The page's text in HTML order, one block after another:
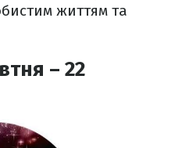
життям та
– 22